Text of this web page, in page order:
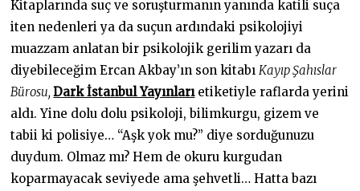
Kitaplarında suç ve soruşturmanın yanında katili suça
iten nedenleri ya da suçun ardındaki psikolojiyi
muazzam anlatan bir psikolojik gerilim yazarı da
diyebileceğim Ercan Akbay’ın son kitabıKayıp Şahıslar
Bürosu,Dark İstanbul Yayınlarıetiketiyle raflarda yerini
aldı. Yine dolu dolu psikoloji, bilimkurgu, gizem ve
tabii ki polisiye… “Aşk yok mu?” diye sorduğunuzu
duydum. Olmaz mı? Hem de okuru kurgudan
koparmayacak seviyede ama şehvetli… Hatta bazı